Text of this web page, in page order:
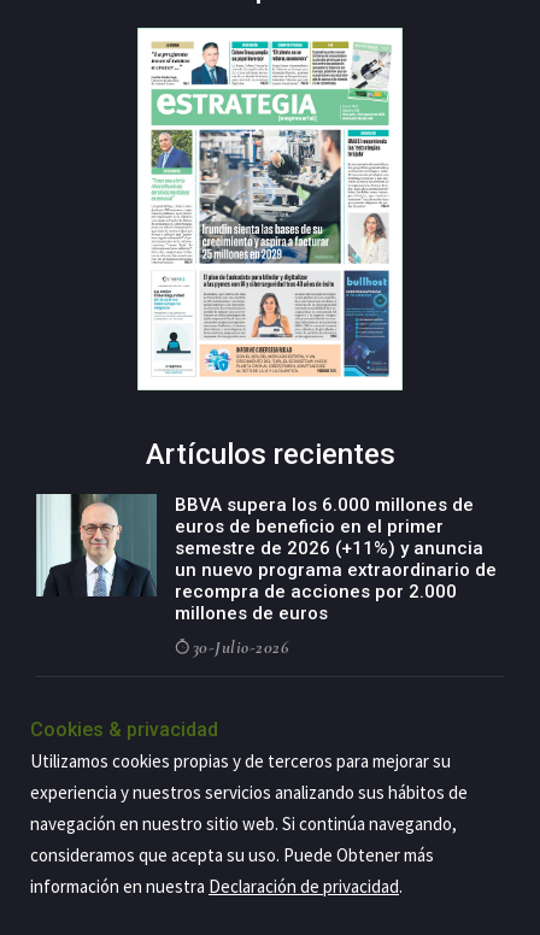
Artículos recientes
BBVA supera los 6.000 millones de
euros de beneficio en el primer
semestre de 2026 (+11%) y anuncia
un nuevo programa extraordinario de
recompra de acciones por 2.000
millones de euros
30-Julio-2026
negocio agro con un modelo global
de especialización presente en siete
países
29-Julio-2026
Cookies & privacidad
Utilizamos cookies propias y de terceros para mejorar su
experiencia y nuestros servicios analizando sus hábitos de
navegación en nuestro sitio web. Si continúa navegando,
consideramos que acepta su uso. Puede Obtener más
información en nuestra Declaración de privacidad.